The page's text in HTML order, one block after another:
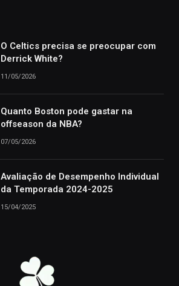
O Celtics precisa se preocupar com
Derrick White?
11/05/2026
Quanto Boston pode gastar na
offseason da NBA?
07/05/2026
Avaliação de Desempenho Individual
da Temporada 2024-2025
15/04/2025